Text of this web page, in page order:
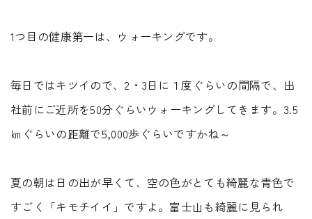
0545-63-0123
プライバシーポリシー
1つ目の健康第一は、ウォーキングです。
毎日ではキツイので、2・3日に１度ぐらいの間隔で、出
社前にご近所を50分ぐらいウォーキングしてきます。3.5
㎞ぐらいの距離で5,000歩ぐらいですかね～
夏の朝は日の出が早くて、空の色がとても綺麗な青色で
すごく「キモチイイ」ですよ。富士山も綺麗に見られ